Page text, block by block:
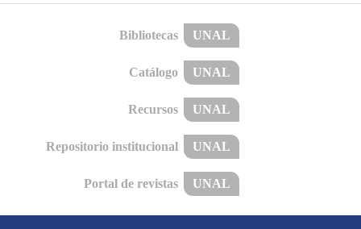
Bibliotecas UNAL
Catálogo UNAL
Recursos UNAL
Repositorio institucional UNAL
Portal de revistas UNAL